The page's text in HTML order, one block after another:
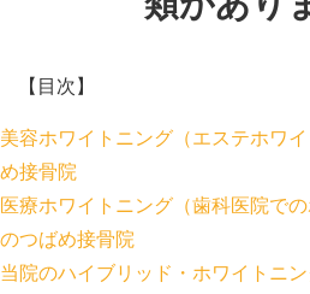
【目次】
美容ホワイトニング（エステホワ
め接骨院
医療ホワイトニング（歯科医院で
のつばめ接骨院
当院のハイブリッド・ホワイトニ